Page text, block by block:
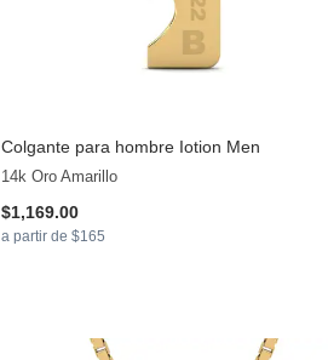
Colgante para hombre Iotion Men
14k Oro Amarillo
$1,169.00
a partir de $165